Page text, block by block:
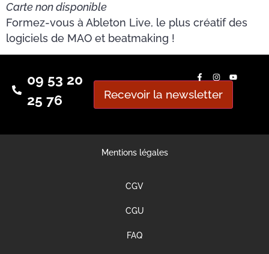
Carte non disponible
Formez-vous à Ableton Live, le plus créatif des
logiciels de MAO et beatmaking !
09 53 20
25 76
Recevoir la newsletter
Mentions légales
CGV
CGU
FAQ